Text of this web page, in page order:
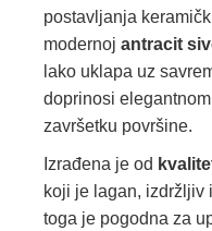
postavljanja
modernoj antracit
lako uklapa uz
doprinosi
završetku površine.
Izrađena je od
koji je lagan, izdržljiv
toga je pogodna za